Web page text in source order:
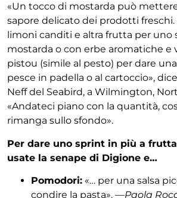
«Un tocco di mostarda può
sapore delicato dei prodotti freschi.
limoni canditi e altra frutta per uno
mostarda o con erbe aromatiche e
pistou (simile al pesto) per dare
pesce in padella o al cartoccio»,
Neff del Seabird, a Wilmington,
«Andateci piano con la quantità,
rimanga sullo sfondo».
Per dare uno sprint in più a
usate la senape di Digione e…
Pomodori: «… per una salsa
condire la pasta». —Paola